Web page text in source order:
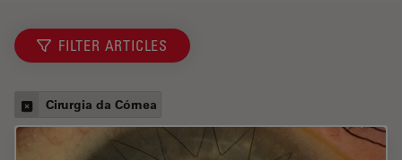
FILTER ARTICLES
Cirurgia da Córnea